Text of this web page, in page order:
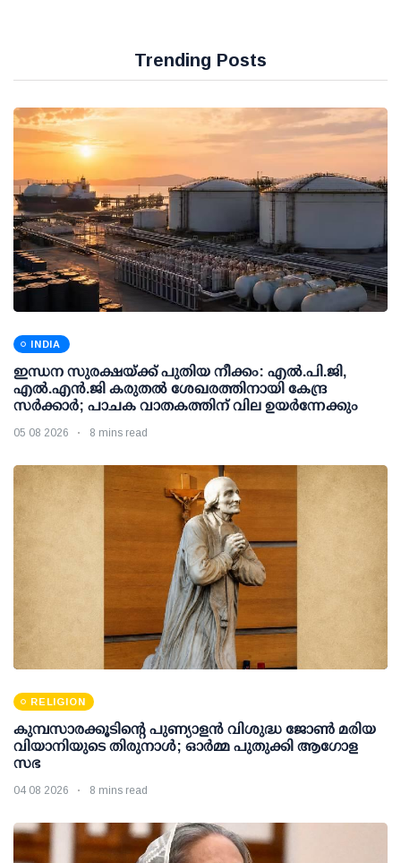
Trending Posts
INDIA
ഇന്ധന സുരക്ഷയ്ക്ക് പുതിയ നീക്കം: എല്‍.പി.ജി,
എല്‍.എന്‍.ജി കരുതല്‍ ശേഖരത്തിനായി കേന്ദ്ര
സര്‍ക്കാര്‍; പാചക വാതകത്തിന് വില ഉയര്‍ന്നേക്കും
05 08 2026 8 mins read
RELIGION
കുമ്പസാരക്കൂടിന്റെ പുണ്യാളന്‍ വിശുദ്ധ ജോണ്‍ മരിയ
വിയാനിയുടെ തിരുനാള്‍; ഓര്‍മ്മ പുതുക്കി ആഗോള
സഭ
04 08 2026 8 mins read